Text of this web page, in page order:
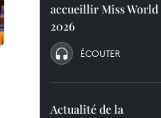
accueillir Miss World
2026
ÉCOUTER
Actualité de la